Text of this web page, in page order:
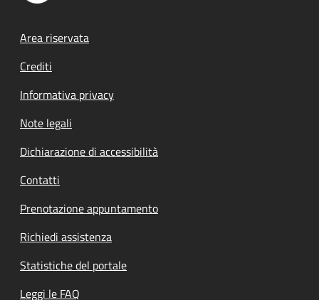
Footer menu
Area riservata
Crediti
Informativa privacy
Note legali
Dichiarazione di accessibilità
Contatti
Prenotazione appuntamento
Richiedi assistenza
Statistiche del portale
Leggi le FAQ